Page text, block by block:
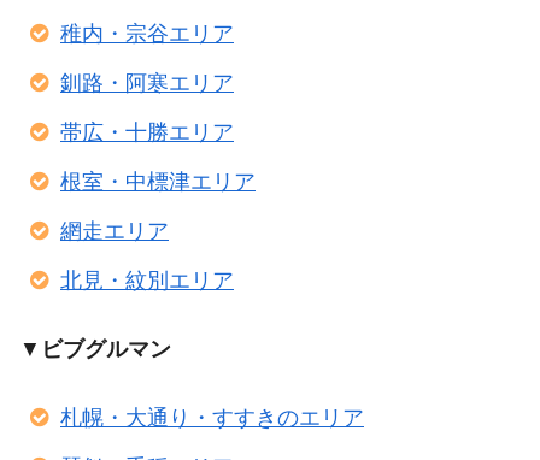
稚内・宗谷エリア
釧路・阿寒エリア
帯広・十勝エリア
根室・中標津エリア
網走エリア
北見・紋別エリア
▼ ビブグルマン
札幌・大通り・すすきのエリア